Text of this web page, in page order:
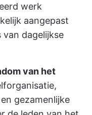
werk
aangepast
dagelijkse
van het
gezamenlijke